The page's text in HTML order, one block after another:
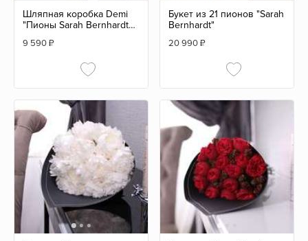
Шляпная коробка Demi
"Пионы Sarah Bernhardt"
9 590₽
Букет из 21 пионов "Sarah
Bernhardt"
20 990₽